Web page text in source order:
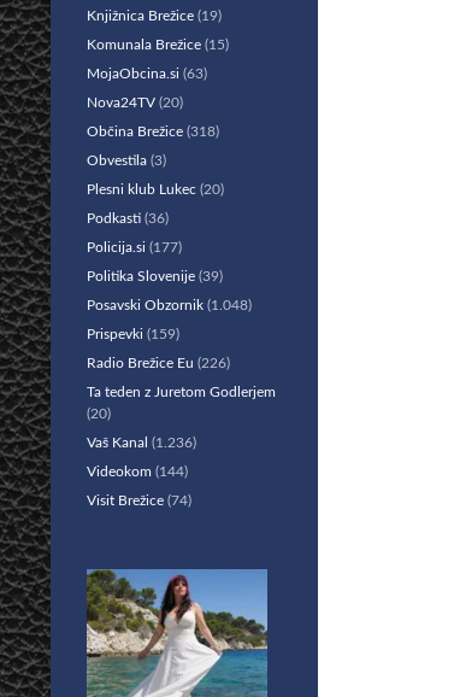
Knjižnica Brežice (19)
Komunala Brežice (15)
MojaObcina.si (63)
Nova24TV (20)
Občina Brežice (318)
Obvestila (3)
Plesni klub Lukec (20)
Podkasti (36)
Policija.si (177)
Politika Slovenije (39)
Posavski Obzornik (1.048)
Prispevki (159)
Radio Brežice Eu (226)
Ta teden z Juretom Godlerjem
(20)
Vaš Kanal (1.236)
Videokom (144)
Visit Brežice (74)